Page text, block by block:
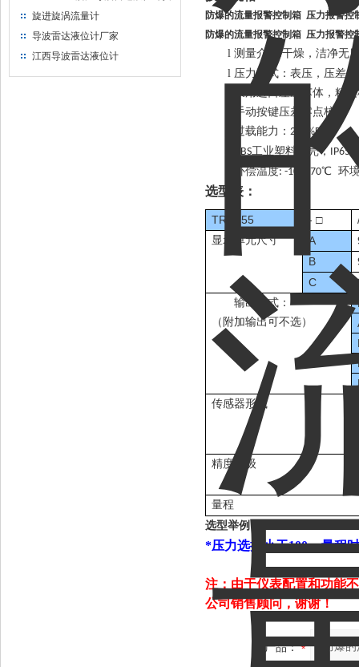
装方法
旋进旋涡流量计
导波雷达液位计厂家
江西导波雷达液位计
防爆的流量报警控制箱 压力报警控
防爆的流量报警控制箱 压力报警控
l 测量介质 :干燥，洁净无
l 压力形式：表压，压差
采用进口差压芯体，精
手动按键压差零点校准
过载能力： 200%FS
ABS工业塑料外壳， IP65
补偿温度: -10 70℃ 环
选型表：
TRD155 - □
显示单元尺寸 A
B
C
输出方式：
（附加输出可不选）
传感器形式
精度等级
量程
选型举例：
*压力选择小于100pa量程
注：由于仪表配置和功能
公司销售顾问，谢谢！
产品：